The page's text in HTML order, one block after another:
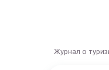
Журнал о